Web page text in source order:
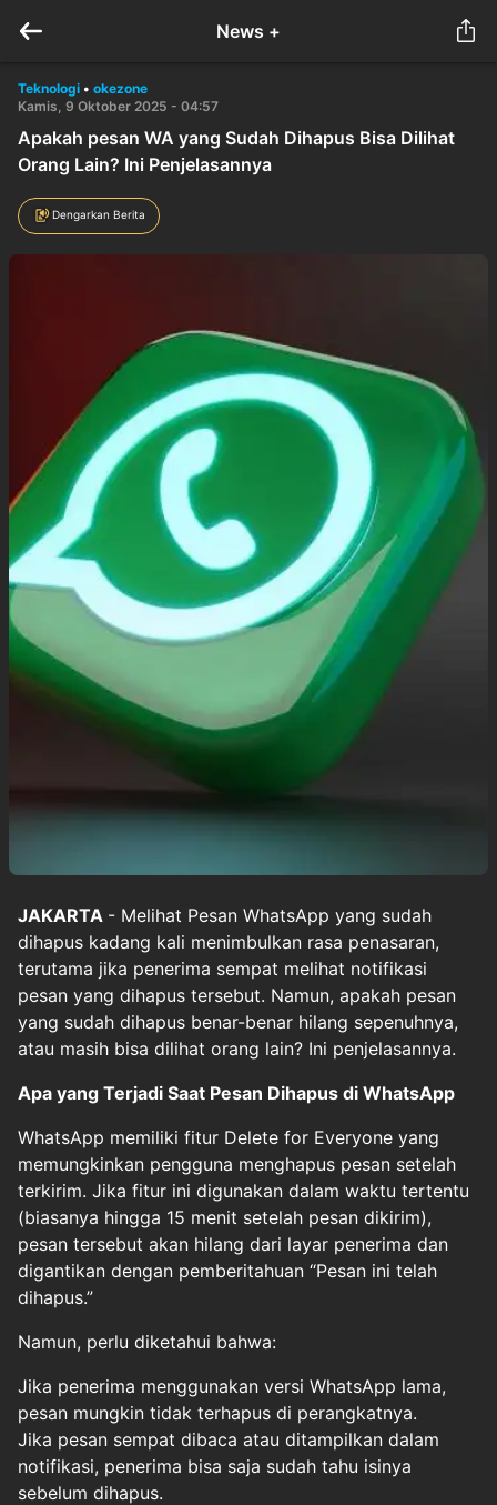
News +
Teknologi • okezone
Kamis, 9 Oktober 2025 - 04:57
Apakah pesan WA yang Sudah Dihapus Bisa Dilihat
Orang Lain? Ini Penjelasannya
Dengarkan Berita
JAKARTA - Melihat Pesan WhatsApp yang sudah
dihapus kadang kali menimbulkan rasa penasaran,
terutama jika penerima sempat melihat notifikasi
pesan yang dihapus tersebut. Namun, apakah pesan
yang sudah dihapus benar-benar hilang sepenuhnya,
atau masih bisa dilihat orang lain? Ini penjelasannya.
Apa yang Terjadi Saat Pesan Dihapus di WhatsApp
WhatsApp memiliki fitur Delete for Everyone yang
memungkinkan pengguna menghapus pesan setelah
terkirim. Jika fitur ini digunakan dalam waktu tertentu
(biasanya hingga 15 menit setelah pesan dikirim),
pesan tersebut akan hilang dari layar penerima dan
digantikan dengan pemberitahuan “Pesan ini telah
dihapus.”
Namun, perlu diketahui bahwa:
Jika penerima menggunakan versi WhatsApp lama,
pesan mungkin tidak terhapus di perangkatnya.
Jika pesan sempat dibaca atau ditampilkan dalam
notifikasi, penerima bisa saja sudah tahu isinya
sebelum dihapus.